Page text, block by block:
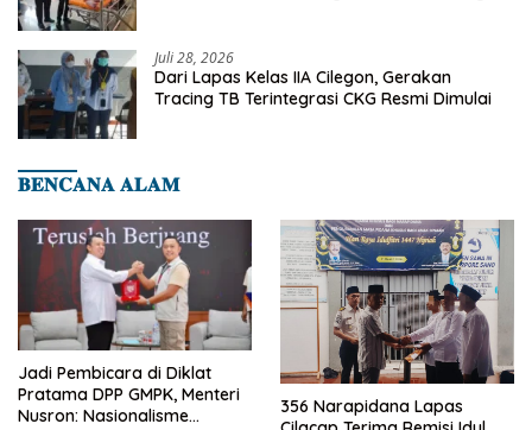
Juli 28, 2026
Dari Lapas Kelas IIA Cilegon, Gerakan
Tracing TB Terintegrasi CKG Resmi Dimulai
𝐁𝐄𝐍𝐂𝐀𝐍𝐀 𝐀𝐋𝐀𝐌
Jadi Pembicara di Diklat
Pratama DPP GMPK, Menteri
Nusron: Nasionalisme
356 Narapidana Lapas